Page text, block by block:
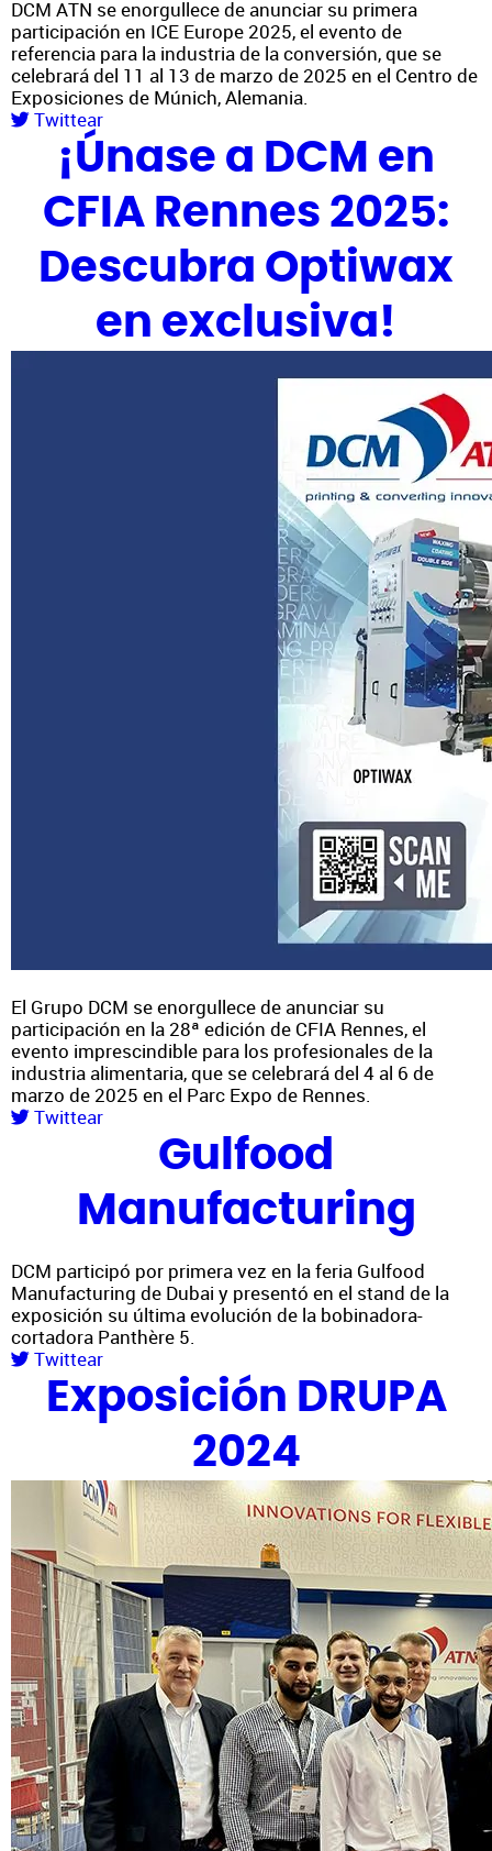
DCM ATN se enorgullece de anunciar su primera
participación en ICE Europe 2025, el evento de
referencia para la industria de la conversión, que se
celebrará del 11 al 13 de marzo de 2025 en el Centro de
Exposiciones de Múnich, Alemania.
Twittear
¡Únase a DCM en
CFIA Rennes 2025:
Descubra Optiwax
en exclusiva!
El Grupo DCM se enorgullece de anunciar su
participación en la 28ª edición de CFIA Rennes, el
evento imprescindible para los profesionales de la
industria alimentaria, que se celebrará del 4 al 6 de
marzo de 2025 en el Parc Expo de Rennes.
Twittear
Gulfood
Manufacturing
DCM participó por primera vez en la feria Gulfood
Manufacturing de Dubai y presentó en el stand de la
exposición su última evolución de la bobinadora-
cortadora Panthère 5.
Twittear
Exposición DRUPA
2024